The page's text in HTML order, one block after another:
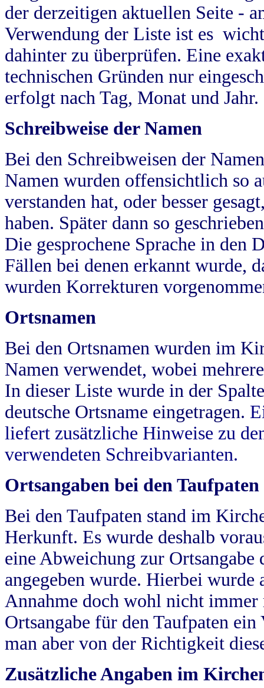
der derzeitigen aktuellen Seite -
Verwendung der Liste ist es
dahinter zu überprüfen. Eine
technischen Gründen nur
erfolgt nach Tag, Monat und Jahr.
Schreibweise der Namen
Bei den Schreibweisen der
Namen wurden offensichtlich so
verstanden hat, oder besser
haben. Später dann so
Die gesprochene Sprache in
Fällen bei denen erkannt wurde,
wurden Korrekturen
Ortsnamen
Bei den Ortsnamen wurden im
Namen verwendet, wobei
In dieser Liste wurde in der
deutsche Ortsname eingetragen.
liefert zusätzliche Hinweise zu
verwendeten Schreibvarianten.
Ortsangaben bei den Taufpaten
Bei den Taufpaten stand im
Herkunft. Es wurde deshalb
eine Abweichung zur
angegeben wurde. Hierbei wurde
Annahme doch wohl nicht
Ortsangabe für den Taufpaten
man aber von der Richtigkeit
Zusätzliche Angaben im